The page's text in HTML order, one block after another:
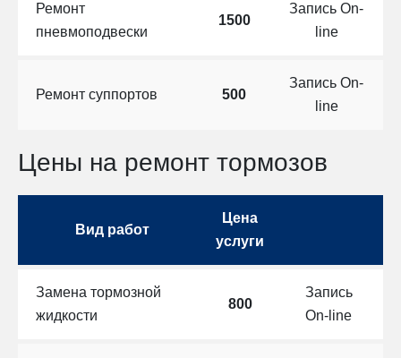
Ремонт
пневмоподвески
1500
Запись On-
line
Ремонт суппортов 500
Запись On-
line
Цены на ремонт тормозов
Вид работ
Цена
услуги
Замена тормозной
жидкости
800
Запись
On-line